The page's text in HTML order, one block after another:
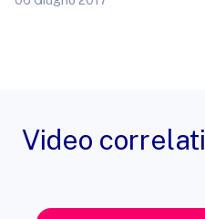
Video correlati